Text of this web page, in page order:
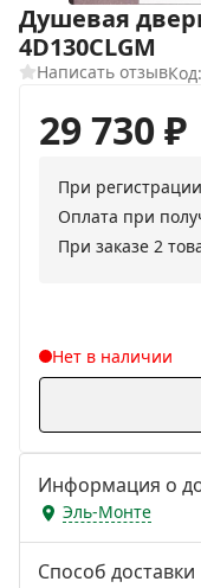
Душевая
4D130CLGM
Написать отзывКод:
29 730₽
При регистрации
Оплата при
При заказе 2
Нет в наличии
Информация о
Эль-Монте
Способ доставки